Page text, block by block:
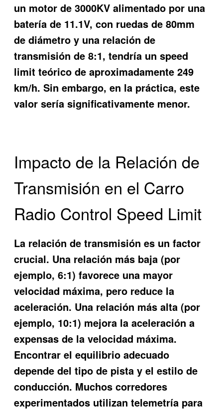
un motor de 3000KV alimentado por una
batería de 11.1V, con ruedas de 80mm
de diámetro y una relación de
transmisión de 8:1, tendría un speed
limit teórico de aproximadamente 249
km/h. Sin embargo, en la práctica, este
valor sería significativamente menor.
Impacto de la Relación de
Transmisión en el Carro
Radio Control Speed Limit
La relación de transmisión es un factor
crucial. Una relación más baja (por
ejemplo, 6:1) favorece una mayor
velocidad máxima, pero reduce la
aceleración. Una relación más alta (por
ejemplo, 10:1) mejora la aceleración a
expensas de la velocidad máxima.
Encontrar el equilibrio adecuado
depende del tipo de pista y el estilo de
conducción. Muchos corredores
experimentados utilizan telemetría para